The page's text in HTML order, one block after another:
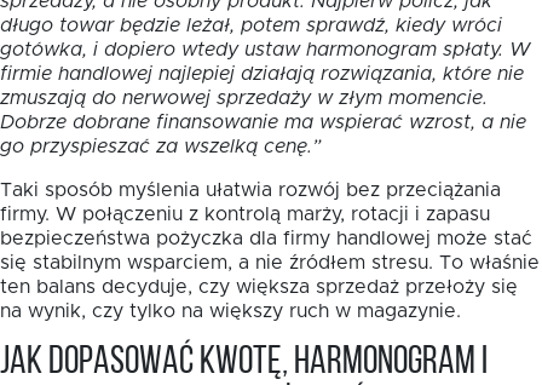
długo towar będzie leżał, potem sprawdź, kiedy wróci
gotówka, i dopiero wtedy ustaw harmonogram spłaty. W
firmie handlowej najlepiej działają rozwiązania, które nie
zmuszają do nerwowej sprzedaży w złym momencie.
Dobrze dobrane finansowanie ma wspierać wzrost, a nie
go przyspieszać za wszelką cenę.”
Taki sposób myślenia ułatwia rozwój bez przeciążania
firmy. W połączeniu z kontrolą marży, rotacji i zapasu
bezpieczeństwa pożyczka dla firmy handlowej może stać
się stabilnym wsparciem, a nie źródłem stresu. To właśnie
ten balans decyduje, czy większa sprzedaż przełoży się
na wynik, czy tylko na większy ruch w magazynie.
Jak dopasować kwotę, harmonogram i